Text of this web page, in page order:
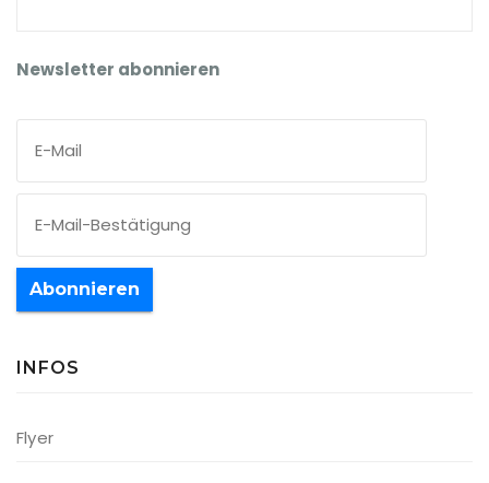
Newsletter abonnieren
Abonnieren
INFOS
Flyer